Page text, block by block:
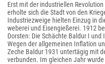
Erst mit der industriellen
erholte sich die Stadt von den
Industriezweige hielten Einzug in
weberei und Eisengießerei. 1912
Dorsten: Die Schächte Baldur I
Wegen der allgemeinen Inflation
Zeche Baldur 1931 untertägig mit
verbunden. Im gleichen Jahr